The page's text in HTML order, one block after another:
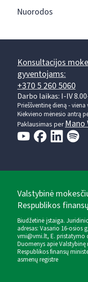
Nuorodos
Konsultacijos
gyventojams:
+370 5 260 5060
Darbo laikas: I-IV
Prieššventinę dieną -
Kiekvieno mėnesio antrą
Paklausimas perMano
Valstybinė
Respublikos
Biudžetinė įstaiga.
adresas: Vasario 16-osios
vmi@vmi.lt, E. pristatymo
Duomenys apie
Respublikos finansų
asmenų registre